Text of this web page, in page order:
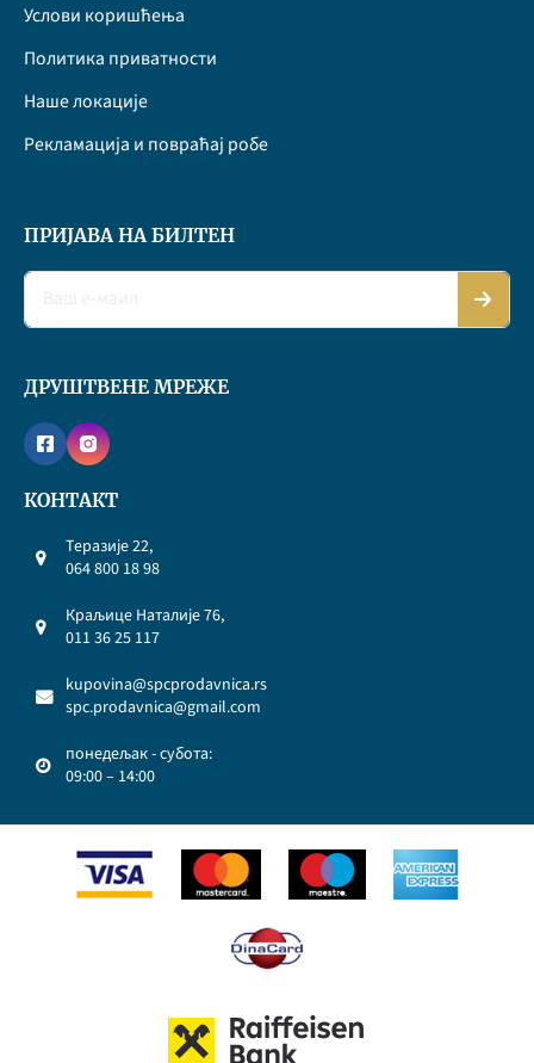
Услови коришћења
Политика приватности
Наше локације
Рекламација и повраћај робе
ПРИЈАВА НА БИЛТЕН
ДРУШТВЕНЕ МРЕЖЕ
КОНТАКТ
Теразије 22,
064 800 18 98
Краљице Наталије 76,
011 36 25 117
kupovina@spcprodavnica.rs
spc.prodavnica@gmail.com
понедељак - субота:
09:00 – 14:00